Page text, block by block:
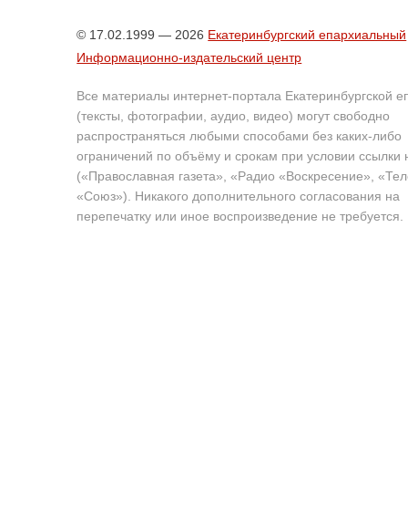
© 17.02.1999 — 2026 Екатеринбургский епархиальный
Информационно-издательский центр
Все материалы интернет-портала Екатеринбургской
(тексты, фотографии, аудио, видео) могут свободно
распространяться любыми способами без каких-либо
ограничений по объёму и срокам при условии ссылки
(«Православная газета», «Радио «Воскресение»,
«Союз»). Никакого дополнительного согласования на
перепечатку или иное воспроизведение не требуется.